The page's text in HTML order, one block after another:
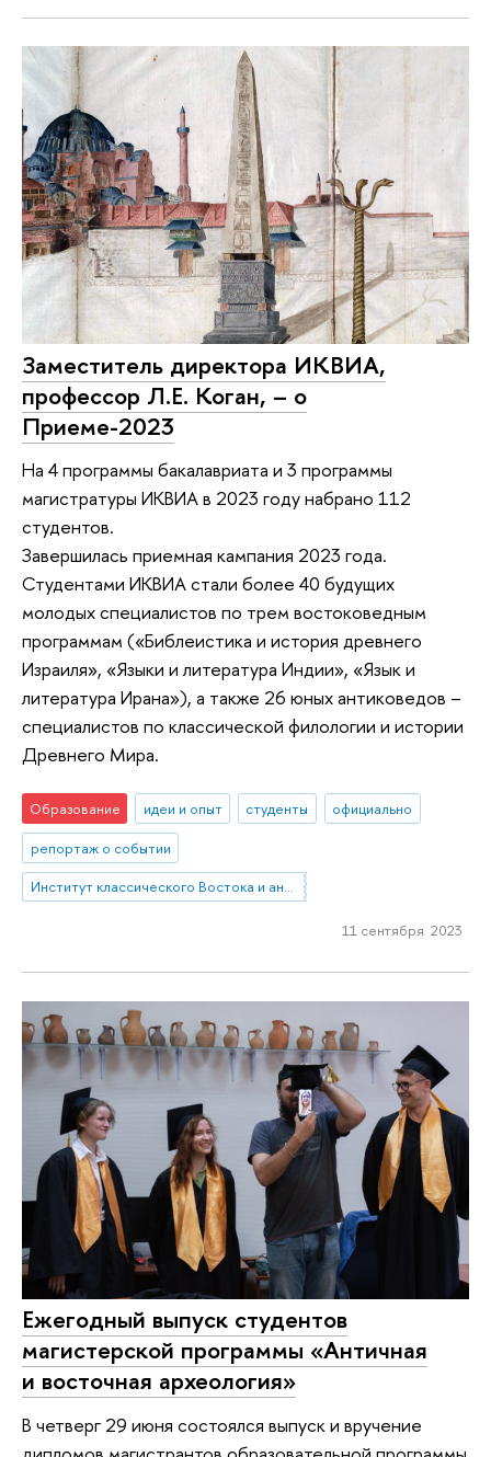
Заместитель директора ИКВИА,
профессор Л.Е. Коган, – о
Приеме-2023
На 4 программы бакалавриата и 3 программы
магистратуры ИКВИА в 2023 году набрано 112
студентов.
Завершилась приемная кампания 2023 года.
Студентами ИКВИА стали более 40 будущих
молодых специалистов по трем востоковедным
программам («Библеистика и история древнего
Израиля», «Языки и литература Индии», «Язык и
литература Ирана»), а также 26 юных антиковедов –
специалистов по классической филологии и истории
Древнего Мира.
Образование идеи и опыт студенты
официально
репортаж о событии
Институт классического Востока и античности
11 сентября 2023
Ежегодный выпуск студентов
магистерской программы «Античная
и восточная археология»
В четверг 29 июня состоялся выпуск и вручение